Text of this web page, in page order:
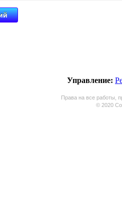
Управление:
Права на все работы,
© 2020